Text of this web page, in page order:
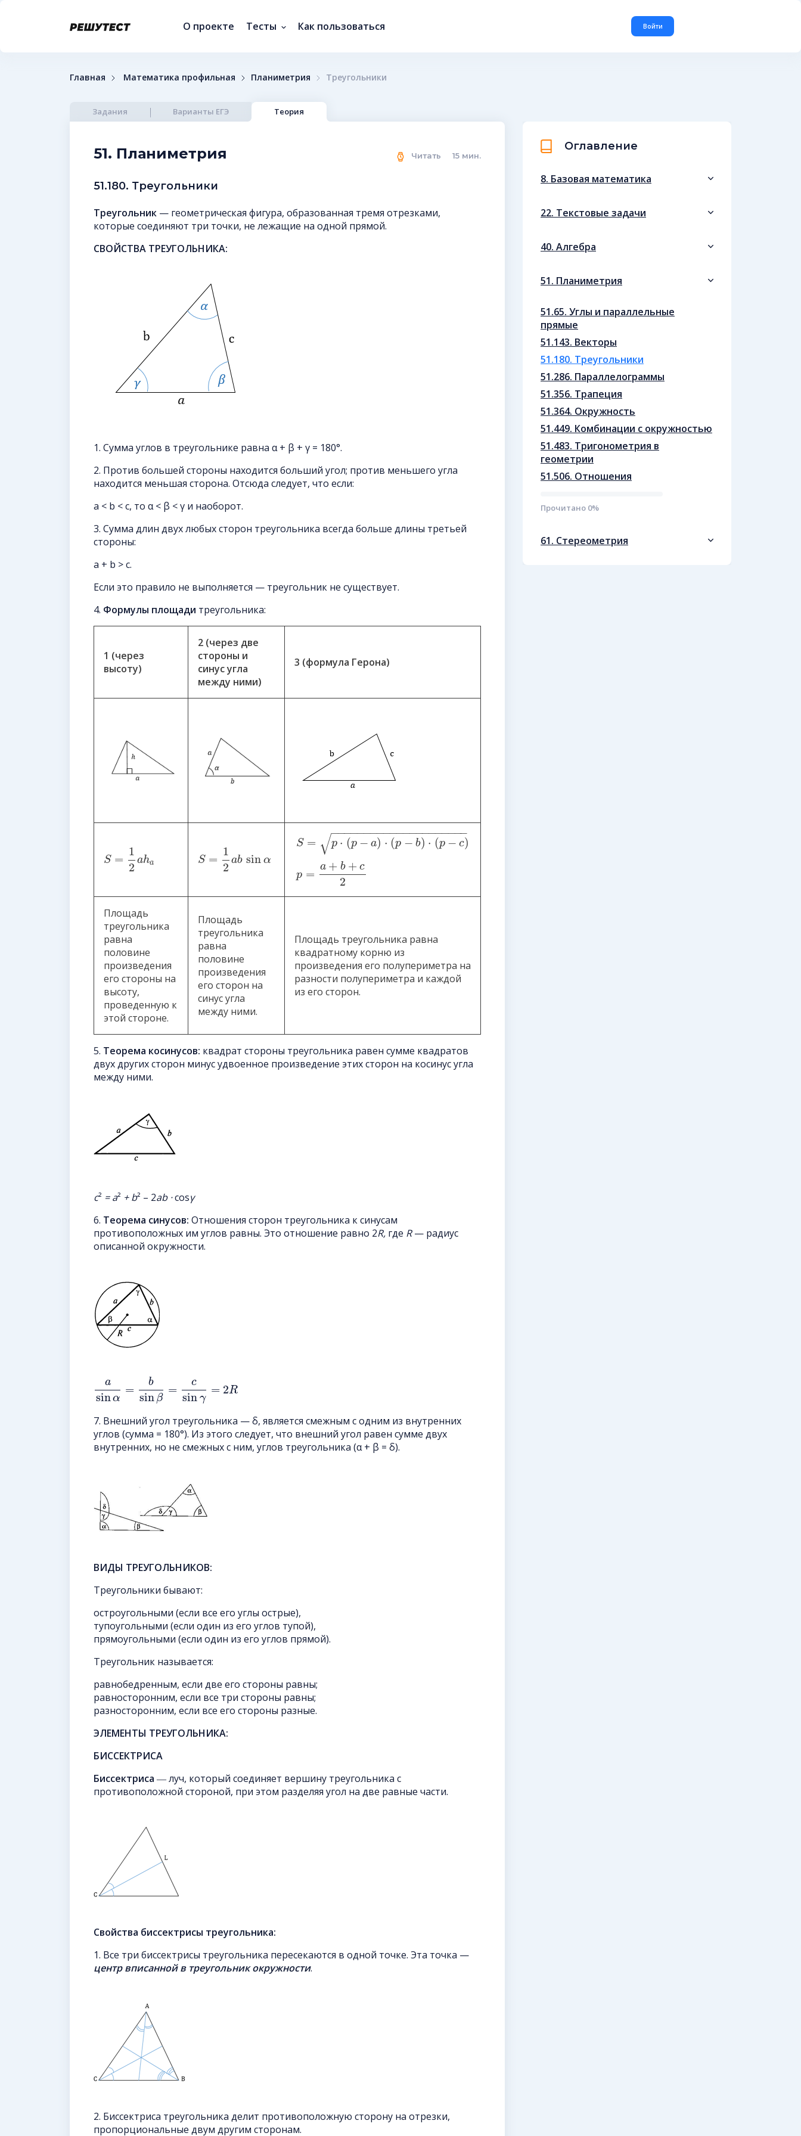
О проекте Тесты Как пользоваться Войти
Главная Математика профильная Планиметрия Треугольники
Задания Варианты ЕГЭ Теория
51. Планиметрия Читать 15 мин.
51.180. Треугольники
Треугольник — геометрическая фигура, образованная тремя отрезками,
которые соединяют три точки, не лежащие на одной прямой.
СВОЙСТВА ТРЕУГОЛЬНИКА:
1. Сумма углов в треугольнике равна α + β + γ = 180°.
2. Против большей стороны находится больший угол; против меньшего угла
находится меньшая сторона. Отсюда следует, что если:
a < b < c, то α < β < γ и наоборот.
3. Сумма длин двух любых сторон треугольника всегда больше длины третьей
стороны:
a + b > c.
Если это правило не выполняется — треугольник не существует.
4. Формулы площади треугольника:
1 (через
высоту)
2 (через две
стороны и
синус угла
между ними)
3 (формула Герона)
S =
1
2
aha S =
1
2
ab sin α
S = p ⋅ (p − a) ⋅ (p − b) ⋅ (p − c)
− −
−−−−−−−−−−−−−−−−−−−
√
p =
a + b + c
2
Площадь
треугольника
равна
половине
произведения
его стороны на
высоту,
проведенную к
этой стороне.
Площадь
треугольника
равна
половине
произведения
его сторон на
синус угла
между ними.
Площадь треугольника равна
квадратному корню из
произведения его полупериметра на
разности полупериметра и каждой
из его сторон.
5. Теорема косинусов: квадрат стороны треугольника равен сумме квадратов
двух других сторон минус удвоенное произведение этих сторон на косинус угла
между ними.
с² = а² + b² – 2ab ·cosγ
6. Теорема синусов: Отношения сторон треугольника к синусам
противоположных им углов равны. Это отношение равно 2R, где R— радиус
описанной окружности.
a
sinα
=
b
sin β
=
c
sin γ
= 2R
7. Внешний угол треугольника — δ, является смежным с одним из внутренних
углов (сумма = 180°). Из этого следует, что внешний угол равен сумме двух
внутренних, но не смежных с ним, углов треугольника (α + β = δ).
ВИДЫ ТРЕУГОЛЬНИКОВ:
Треугольники бывают:
остроугольными (если все его углы острые),
тупоугольными (если один из его углов тупой),
прямоугольными (если один из его углов прямой).
Треугольник называется:
равнобедренным, если две его стороны равны;
равносторонним, если все три стороны равны;
разносторонним, если все его стороны разные.
ЭЛЕМЕНТЫ ТРЕУГОЛЬНИКА:
БИССЕКТРИСА
Биссектриса ― луч, который соединяет вершину треугольника с
противоположной стороной, при этом разделяя угол на две равные части.
Свойства биссектрисы треугольника:
1. Все три биссектрисы треугольника пересекаются в одной точке. Эта точка —
центр вписанной в треугольник окружности.
2. Биссектриса треугольника делит противоположную сторону на отрезки,
пропорциональные двум другим сторонам.
Оглавление
8. Базовая математика
22. Текстовые задачи
40. Алгебра
51. Планиметрия
51.65. Углы и параллельные
прямые
51.143. Векторы
51.180. Треугольники
51.286. Параллелограммы
51.356. Трапеция
51.364. Окружнoсть
51.449. Комбинации с окружностью
51.483. Тригонометрия в
геометрии
51.506. Отношения
Прочитано 0%
61. Стереометрия